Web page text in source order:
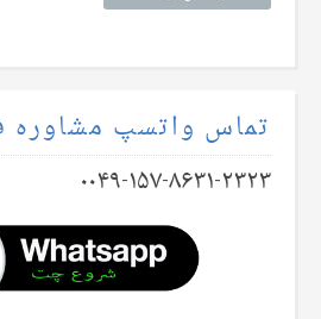
تماس واتسپ مشاوره
۰۰۴۹-۱۵۷-۸۶۳۱-۲۳۲۳